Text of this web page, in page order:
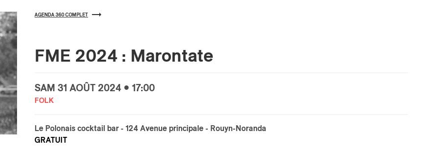
AGENDA 360 COMPLET
FME 2024 : Marontate
SAM 31 AOÛT 2024 • 17:00
FOLK
Le Polonais cocktail bar - 124 Avenue principale - Rouyn-Noranda
GRATUIT